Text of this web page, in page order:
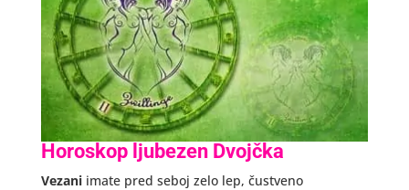
Horoskop ljubezen Dvojčka
Vezaniimate pred seboj zelo lep, čustveno